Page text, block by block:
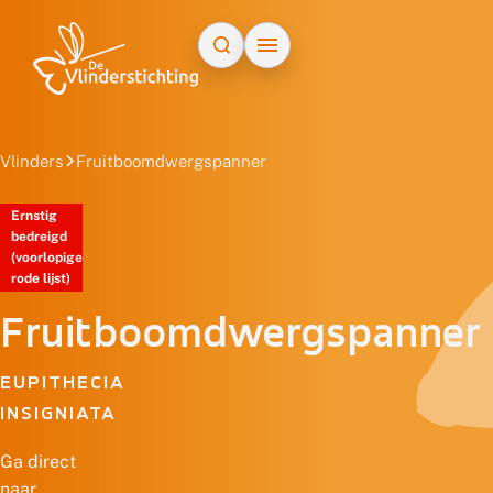
Vlinders Fruitboomdwergspanner
Ernstig
bedreigd
(voorlopige
rode lijst)
Fruitboomdwergspanner
EUPITHECIA
INSIGNIATA
Ga direct
naar